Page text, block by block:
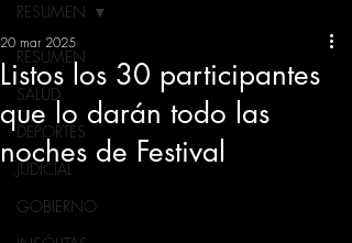
RESUMEN
SALUD
DEPORTES
JUDICIAL
GOBIERNO
RESUMEN
Listos los 30 participantes
que lo darán todo las
noches de Festival
20 mar 2025